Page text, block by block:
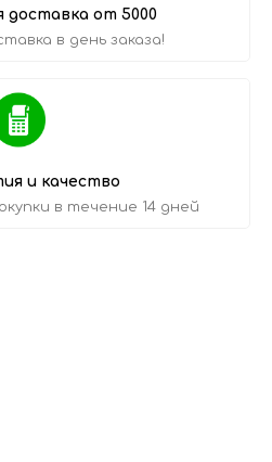
доставка от 5000
в день заказа!
и качество
в течение 14 дней